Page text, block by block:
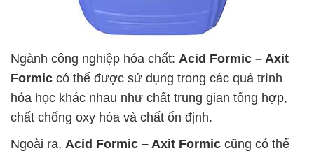
Ngành công nghiệp hóa chất: Acid Formic – Axit
Formic có thể được sử dụng trong các quá trình
hóa học khác nhau như chất trung gian tổng hợp,
chất chống oxy hóa và chất ổn định.
Ngoài ra, Acid Formic – Axit Formic cũng có thể